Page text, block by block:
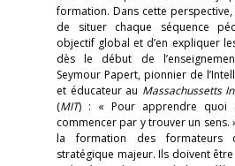
formation. Dans cette
de situer chaque séquence
objectif global et d’en expliquer
dès le début de
Seymour Papert, pionnier de
et éducateur au Massachussetts
(MIT) : « Pour apprendre quoi
commencer par y trouver un sens.
la formation des formateurs
stratégique majeur. Ils doivent